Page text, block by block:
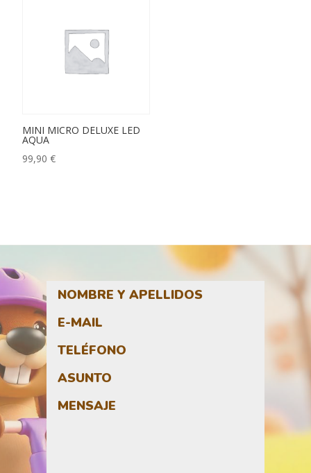
MINI MICRO DELUXE LED
AQUA
99,90€